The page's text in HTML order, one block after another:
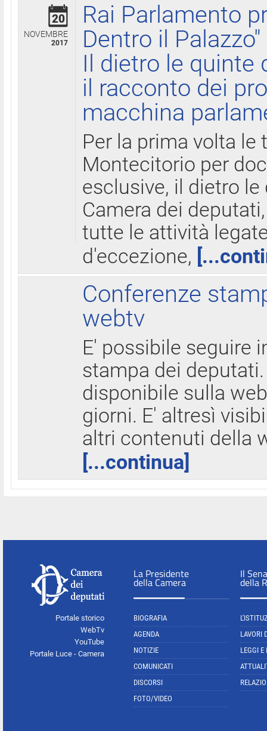
20
NOVEMBRE
2017
Rai Parlamento
Dentro il Palazzo"
Il dietro le quinte
il racconto dei
macchina
Per la prima volta le
Montecitorio per
esclusive, il dietro
Camera dei
tutte le attività
d'eccezione,
Conferenze
webtv
E' possibile seguire
stampa dei
disponibile sulla
giorni. E' altresì
altri contenuti della
[...continua]
Portale storico
WebTv
YouTube
Portale Luce - Camera
La Presidente
della Camera
BIOGRAFIA
AGENDA
NOTIZIE
COMUNICATI
DISCORSI
FOTO/VIDEO
Il
della
LAVORI
LEGGI E